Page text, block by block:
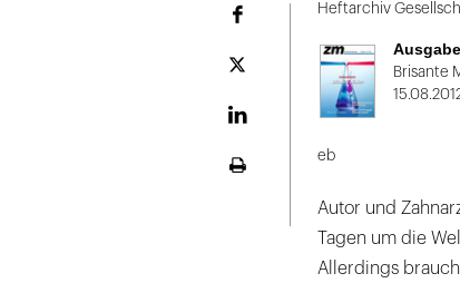
Plattform
Heftarchiv
Brisante
eb
Autor und
Tagen um die
Allerdings